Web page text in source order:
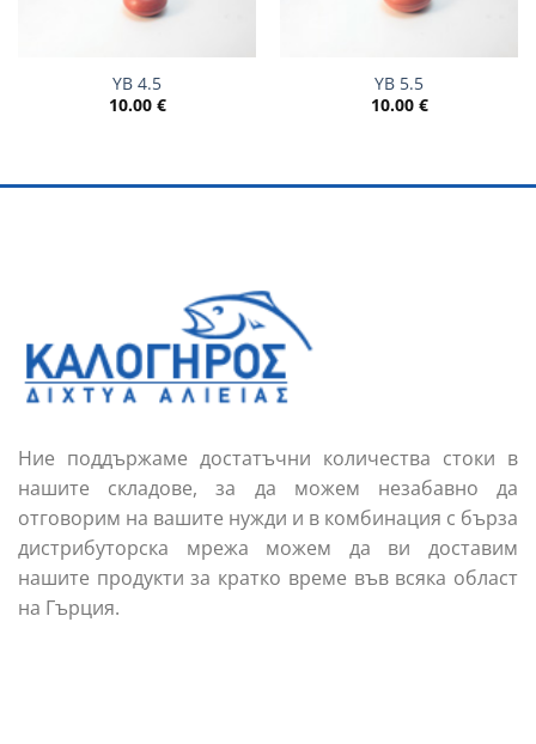
YB 4.5
10.00 €
YB 5.5
10.00 €
Ние поддържаме достатъчни количества стоки в
нашите складове, за да можем незабавно да
отговорим на вашите нужди и в комбинация с бърза
дистрибуторска мрежа можем да ви доставим
нашите продукти за кратко време във всяка област
на Гърция.